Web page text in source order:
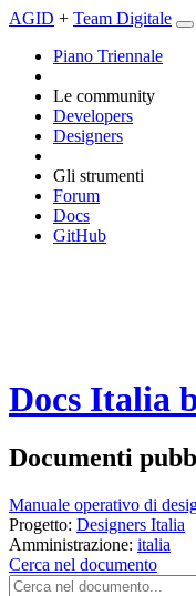
AGID + Team Digitale
Piano Triennale
Le community
Developers
Designers
Gli strumenti
Forum
Docs
GitHub
Docs Italia
Documenti
Manuale operativo di
Progetto: Designers Italia
Amministrazione: italia
Cerca nel documento